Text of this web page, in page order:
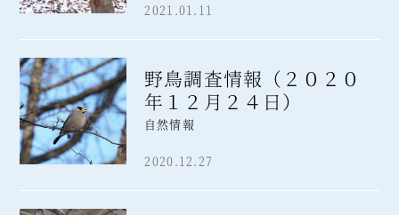
2021.01.11
野鳥調査情報（２０２０
年１２月２４日）
自然情報
2020.12.27